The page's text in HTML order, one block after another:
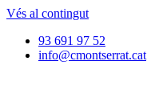
Vés al contingut
93 691 97 52
info@cmontserrat.cat